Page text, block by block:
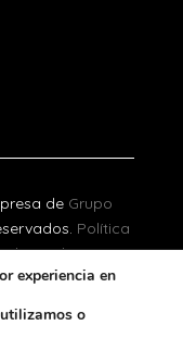
de Grupo
Política
de Cookies
experiencia en
o